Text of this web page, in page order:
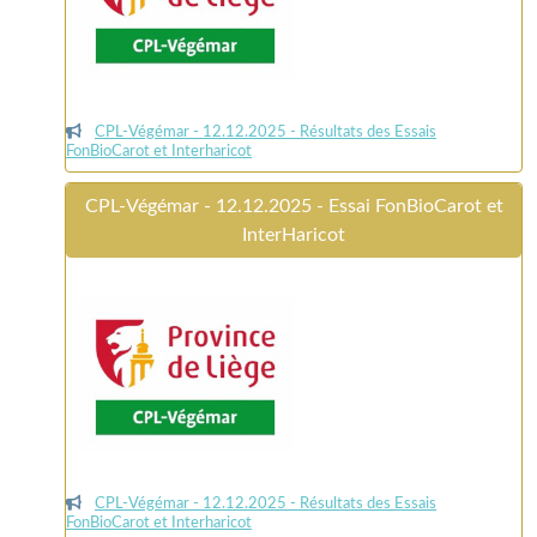
CPL-Végémar - 12.12.2025 - Résultats des Essais
FonBioCarot et Interharicot
CPL-Végémar - 12.12.2025 - Essai FonBioCarot et
InterHaricot
CPL-Végémar - 12.12.2025 - Résultats des Essais
FonBioCarot et Interharicot